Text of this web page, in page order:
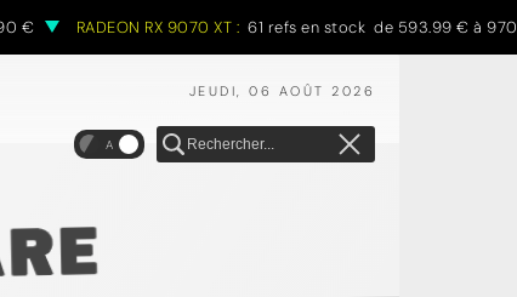
RADEON RX 9070 XT : 61 refs en stock de 593.99 € à 970.68
JEUDI, 06 AOÛT 2026
A